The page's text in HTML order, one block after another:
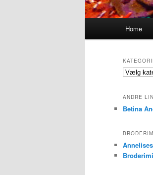
Home
Kategorier
ANDRE
Betina